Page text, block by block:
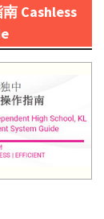
Cashless